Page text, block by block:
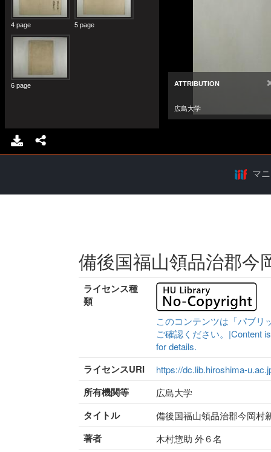
マ
備後国福山領品治郡今
ライセンス種
類
このコンテンツは「パブリ
ご確認ください。|Content
for details.
ライセンスURI https://dc.lib.hiroshima-
所有機関等 広島大学
タイトル 備後国福山領品治郡今岡村
著者 木村惣助 外６名